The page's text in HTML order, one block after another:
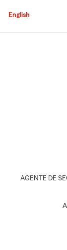
English
AGENTE DE